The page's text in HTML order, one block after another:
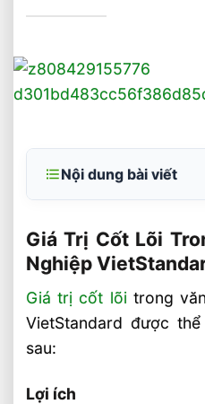
Nội dung bài viết
Nghiệp VietStandard
Lợi ích
Đối tượng thụ
Hệ giá trị
Giá Trị Cốt Lõi
Nghiệp
Giá trị cốt lõi trong
VietStandard được
sau:
Lợi ích